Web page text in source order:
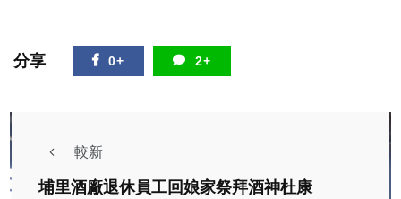
分享 0+ 2+
較新
埔里酒廠退休員工回娘家祭拜酒神杜康